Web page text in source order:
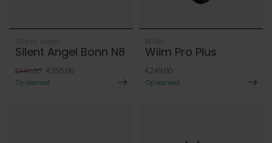
Silent Angel
Silent Angel Bonn N8
€449,00 €395,00
Op voorraad
WiiM
Wiim Pro Plus
€249,00
Op voorraad